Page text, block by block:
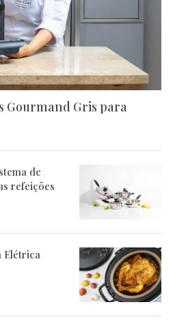
Gourmand Gris para
de
refeições
Elétrica